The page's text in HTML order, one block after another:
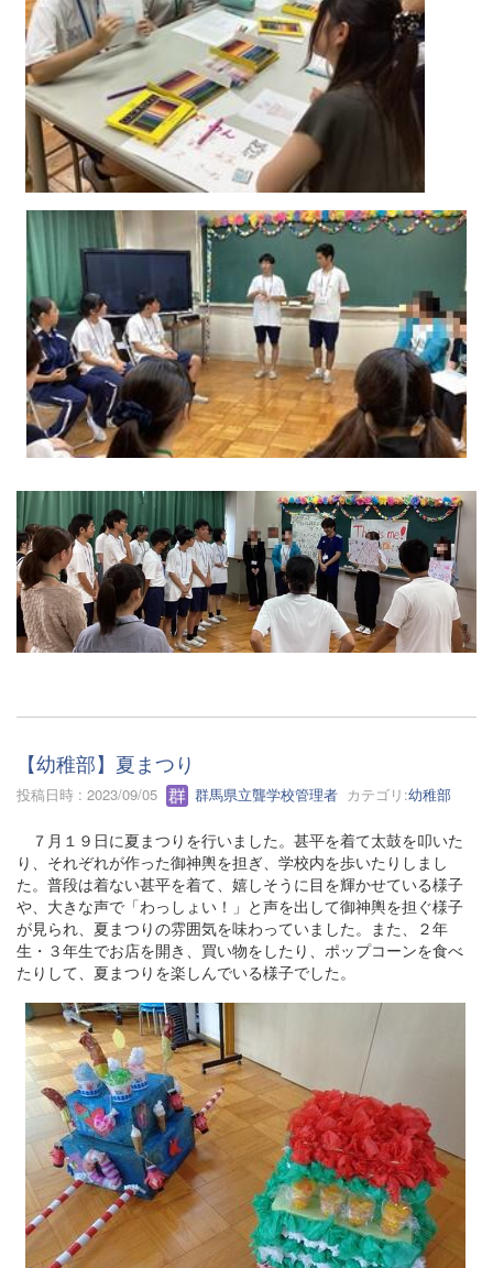
【幼稚部】夏まつり
投稿日時 : 2023/09/05 群馬県立聾学校管理者 カテゴリ:幼稚部
７月１９日に夏まつりを行いました。甚平を着て太鼓を叩いた
り、それぞれが作った御神輿を担ぎ、学校内を歩いたりしまし
た。普段は着ない甚平を着て、嬉しそうに目を輝かせている様子
や、大きな声で「わっしょい！」と声を出して御神輿を担ぐ様子
が見られ、夏まつりの雰囲気を味わっていました。また、２年
生・３年生でお店を開き、買い物をしたり、ポップコーンを食べ
たりして、夏まつりを楽しんでいる様子でした。